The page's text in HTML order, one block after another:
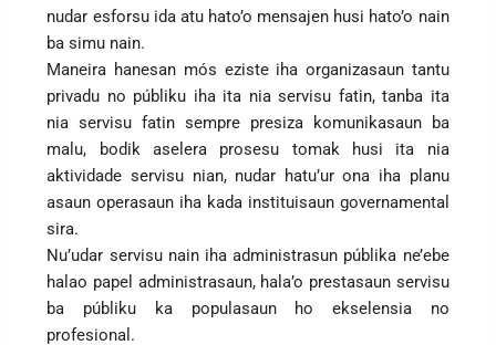
nudar esforsu ida atu hato’o mensajen husi hato’o nain
ba simu nain.
Maneira hanesan mós eziste iha organizasaun tantu
privadu no públiku iha ita nia servisu fatin, tanba ita
nia servisu fatin sempre presiza komunikasaun ba
malu, bodik aselera prosesu tomak husi ita nia
aktividade servisu nian, nudar hatu’ur ona iha planu
asaun operasaun iha kada instituisaun governamental
sira.
Nu’udar servisu nain iha administrasun públika ne’ebe
halao papel administrasaun, hala’o prestasaun servisu
ba públiku ka populasaun ho ekselensia no
profesional.